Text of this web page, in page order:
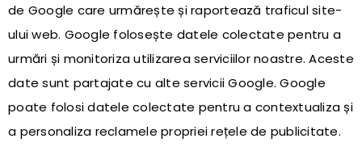
de Google care urmărește și raportează traficul site-
ului web. Google folosește datele colectate pentru a
urmări și monitoriza utilizarea serviciilor noastre. Aceste
date sunt partajate cu alte servicii Google. Google
poate folosi datele colectate pentru a contextualiza și
a personaliza reclamele propriei rețele de publicitate.